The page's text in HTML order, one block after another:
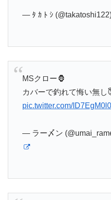
— ﾀ ｶ ﾄ ｼ
MSクロー🦍
カバーで釣れて悔い無し
pic.twitter.com/
— ラー〆ン